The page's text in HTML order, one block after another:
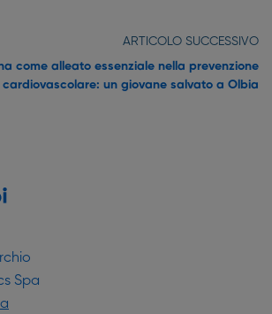
ARTICOLO SUCCESSIVO
come alleato essenziale nella prevenzione
cardiovascolare: un giovane salvato a Olbia
Spa